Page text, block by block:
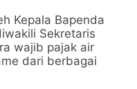
Kepala Bapenda
Sekretaris
wajib pajak air
dari berbagai